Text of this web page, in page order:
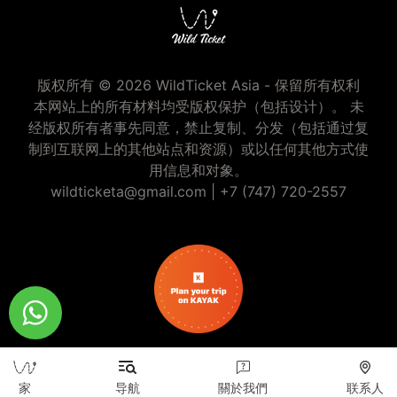
版权所有 © 2026 WildTicket Asia - 保留所有权利
本网站上的所有材料均受版权保护（包括设计）。 未
经版权所有者事先同意，禁止复制、分发（包括通过复
制到互联网上的其他站点和资源）或以任何其他方式使
用信息和对象。
wildticketa@gmail.com
+7 (747) 720-2557
家 导航 關於我們 联系人